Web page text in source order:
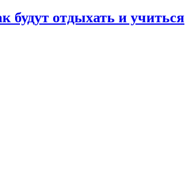
будут отдыхать и учиться